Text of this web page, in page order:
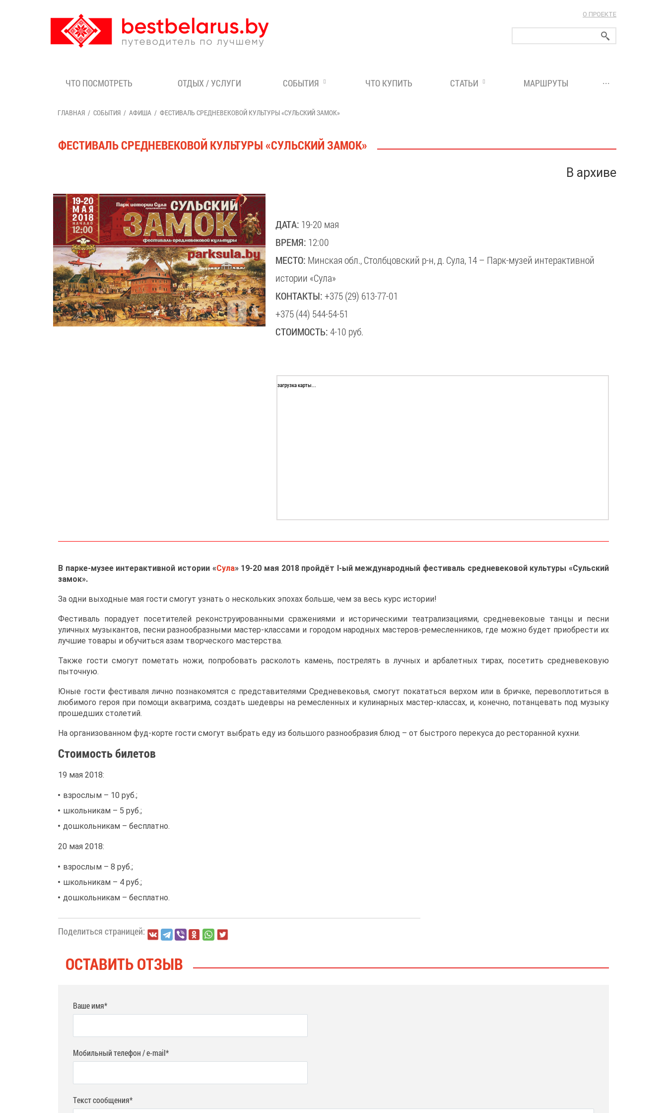
О ПРОЕКТЕ
ЧТО ПОСМОТРЕТЬ ОТДЫХ / УСЛУГИ СОБЫТИЯ ЧТО КУПИТЬ СТАТЬИ МАРШРУТЫ ...
ГЛАВНАЯ СОБЫТИЯ АФИША ФЕСТИВАЛЬ СРЕДНЕВЕКОВОЙ КУЛЬТУРЫ «СУЛЬСКИЙ ЗАМОК»
ФЕСТИВАЛЬ СРЕДНЕВЕКОВОЙ КУЛЬТУРЫ «СУЛЬСКИЙ ЗАМОК»
В архиве
ДАТА: 19-20 мая
ВРЕМЯ: 12:00
МЕСТО: Минская обл., Столбцовский р-н, д. Сула, 14 – Парк-музей интерактивной
истории «Сула»
КОНТАКТЫ:+375 (29) 613-77-01
+375 (44) 544-54-51
СТОИМОСТЬ:4-10 руб.
загрузка карты...
В парке-музее интерактивной истории «Сула»19-20 мая 2018 пройдёт I-ый международный фестиваль средневековой культуры «Сульский
замок».
За одни выходные мая гости смогут узнать о нескольких эпохах больше, чем за весь курс истории!
Фестиваль порадует посетителей реконструированными сражениями и историческими театрализациями, средневековые танцы и песни
уличных музыкантов, песни разнообразными мастер-классами и городом народных мастеров-ремесленников, где можно будет приобрести их
лучшие товары и обучиться азам творческого мастерства.
Также гости смогут пометать ножи, попробовать расколоть камень, пострелять в лучных и арбалетных тирах, посетить средневековую
пыточную.
Юные гости фестиваля лично познакомятся с представителями Средневековья, смогут покататься верхом или в бричке, перевоплотиться в
любимого героя при помощи аквагрима, создать шедевры на ремесленных и кулинарных мастер-классах, и, конечно, потанцевать под музыку
прошедших столетий.
На организованном фуд-корте гости смогут выбрать еду из большого разнообразия блюд – от быстрого перекуса до ресторанной кухни.
Стоимость билетов
19 мая 2018:
взрослым – 10 руб.;
школьникам – 5 руб.;
дошкольникам – бесплатно.
20 мая 2018:
взрослым – 8 руб.;
школьникам – 4 руб.;
дошкольникам – бесплатно.
Поделиться страницей:
ОСТАВИТЬ ОТЗЫВ
Ваше имя*
Мобильный телефон / e-mail*
Текст сообщения*